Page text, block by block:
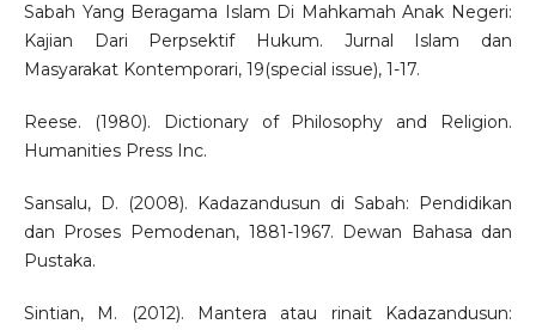
Sabah Yang Beragama Islam Di Mahkamah Anak Negeri:
Kajian Dari Perpsektif Hukum. Jurnal Islam dan
Masyarakat Kontemporari, 19(special issue), 1-17.
Reese. (1980). Dictionary of Philosophy and Religion.
Humanities Press Inc.
Sansalu, D. (2008). Kadazandusun di Sabah: Pendidikan
dan Proses Pemodenan, 1881-1967. Dewan Bahasa dan
Pustaka.
Sintian, M. (2012). Mantera atau rinait Kadazandusun: